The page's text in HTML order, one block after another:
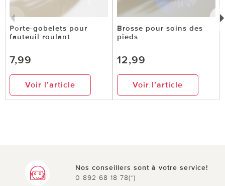
Porte-gobelets pour
fauteuil roulant
7,99
Voir l’article
Brosse pour soins des
pieds
12,99
Voir l’article
Nos conseillers sont à votre service!
0 892 68 18 78(*)